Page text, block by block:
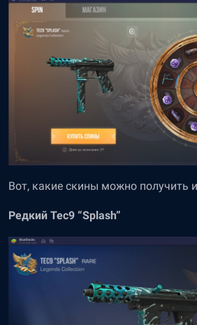
Вот, какие скины можно получить
Редкий Tec9 “Splash”